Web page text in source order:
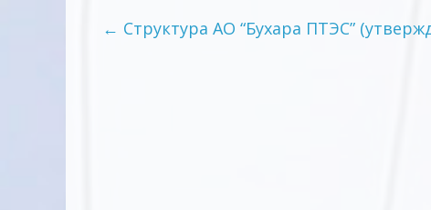
← Структура АО “Бухара ПТЭС”